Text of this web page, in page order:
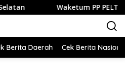
Waketum PP PELTI ,H.
Berita Daerah Cek Berita